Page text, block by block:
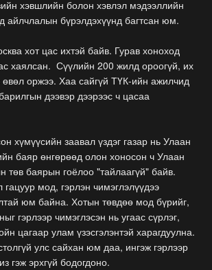
хэвшлийн болон хэвлэл мэдээллийн
айлчлалын бүрэлдэхүүнд багтсан юм.
хот цас ихтэй байв. Гурав хоноход
хаялсан. Сүүлийн 200 жилд ороогүй, их
оржээ. Хаа сайгүй ТҮК-ийн ажилчид
дээвэр дээрээс ч цасаа
хүмүүсийн заавал үздэг газар нь Улаан
баяр өнгөрөөд олон хоносон ч Улаан
төв баярын гоёлоо "тайлаагүй" байв.
гацуур мод, гэрлэн чимэглэлүүдээ
юм байна. Хотын төвдөө мод бүрийг,
гэрлээр чимэглэсэн нь угаас сүрлэг,
цагаар улам үзэсгэлэнтэй харагдуулна.
улс сайхан юм даа, ингэж гэрлээр
гэж эрхгүй бодогдоно.